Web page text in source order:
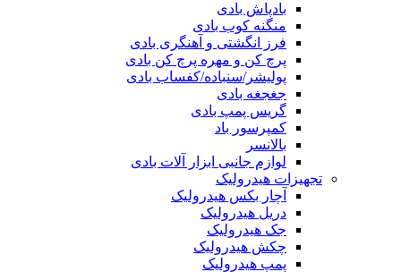
بادپاش بادی
منگنه کوب بادی
فرز انگشتی و آهنگری بادی
پرچ کن و مهره پرچ کن بادی
پولیشر/سنباده/کفساب بادی
جغجغه بادی
گریس پمپ بادی
کمپرسور باد
بالانسر
لوازم جانبی ابزار آلات بادی
تجهیزات هیدرولیک
آچار بکس هیدرولیک
دریل هیدرولیک
جک هیدرولیک
چکش هیدرولیک
پمپ هیدرولیک